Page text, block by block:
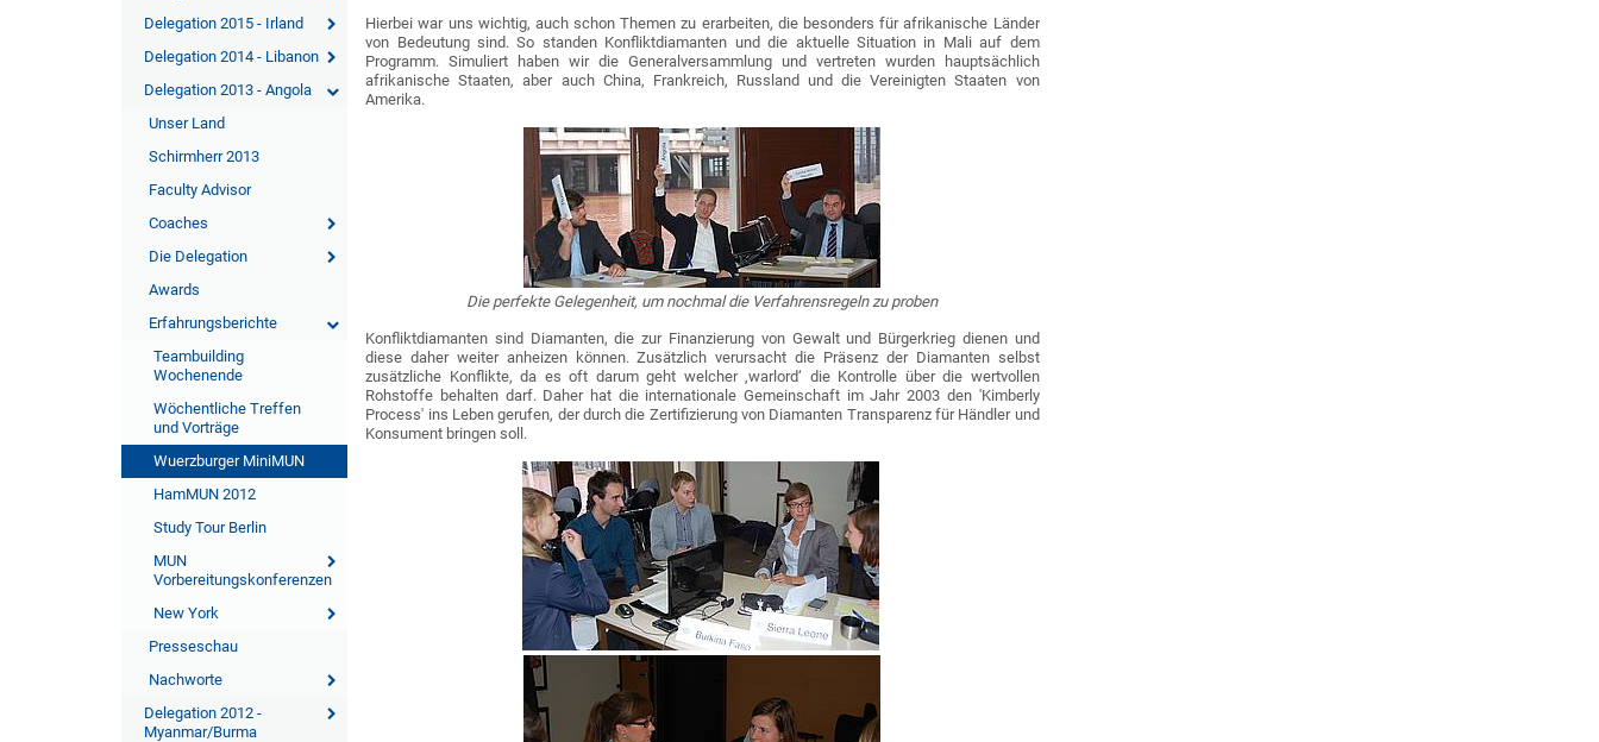
Delegation 2015 - Irland
Delegation 2014 - Libanon
Delegation 2013 - Angola
Unser Land
Schirmherr 2013
Faculty Advisor
Coaches
Die Delegation
Awards
Erfahrungsberichte
Teambuilding
Wochenende
Wöchentliche Treffen
und Vorträge
Wuerzburger MiniMUN
HamMUN 2012
Study Tour Berlin
MUN
Vorbereitungskonferenzen
New York
Presseschau
Nachworte
Delegation 2012 -
Myanmar/Burma
Hierbei war uns wichtig, auch schon Themen zu erarbeiten, die besonders für afrikanische Länder
von Bedeutung sind. So standen Konfliktdiamanten und die aktuelle Situation in Mali auf dem
Programm. Simuliert haben wir die Generalversammlung und vertreten wurden hauptsächlich
afrikanische Staaten, aber auch China, Frankreich, Russland und die Vereinigten Staaten von
Amerika.
Die perfekte Gelegenheit, um nochmal die Verfahrensregeln zu proben
Konfliktdiamanten sind Diamanten, die zur Finanzierung von Gewalt und Bürgerkrieg dienen und
diese daher weiter anheizen können. Zusätzlich verursacht die Präsenz der Diamanten selbst
zusätzliche Konflikte, da es oft darum geht welcher ‚warlord‘ die Kontrolle über die wertvollen
Rohstoffe behalten darf. Daher hat die internationale Gemeinschaft im Jahr 2003 den 'Kimberly
Process' ins Leben gerufen, der durch die Zertifizierung von Diamanten Transparenz für Händler und
Konsument bringen soll.